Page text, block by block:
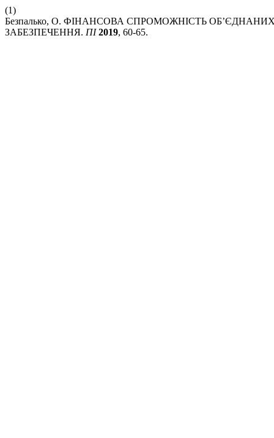
(1)
Безпалько, О. ФІНАНСОВА СПРОМОЖНІСТЬ
ЗАБЕЗПЕЧЕННЯ. ПІ 2019, 60-65.